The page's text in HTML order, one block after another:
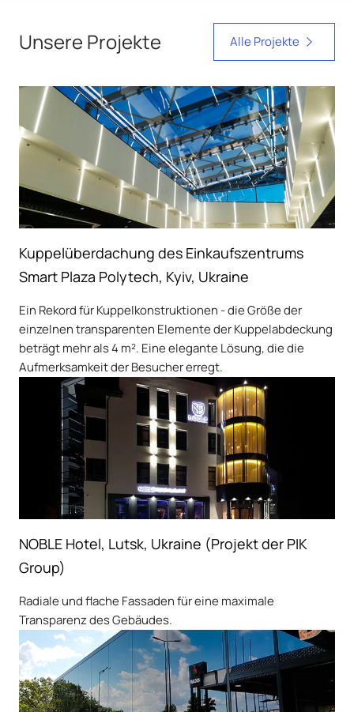
Unsere Projekte Alle Projekte
Kuppelüberdachung des Einkaufszentrums
Smart Plaza Polytech, Kyiv, Ukraine
Ein Rekord für Kuppelkonstruktionen - die Größe der
einzelnen transparenten Elemente der Kuppelabdeckung
beträgt mehr als 4 m². Eine elegante Lösung, die die
Aufmerksamkeit der Besucher erregt.
NOBLE Hotel, Lutsk, Ukraine (Projekt der PIK
Group)
Radiale und flache Fassaden für eine maximale
Transparenz des Gebäudes.